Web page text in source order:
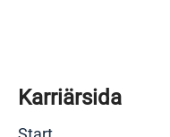
Karriärsida